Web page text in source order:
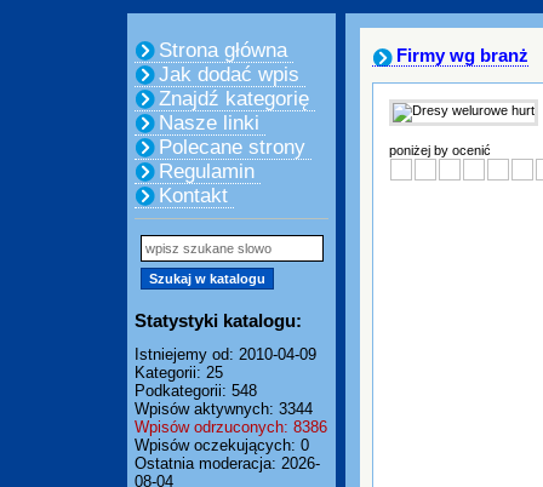
Strona główna
Jak dodać wpis
Znajdź kategorię
Nasze linki
Polecane strony
Regulamin
Kontakt
Statystyki katalogu:
Istniejemy od: 2010-04-09
Kategorii: 25
Podkategorii: 548
Wpisów aktywnych: 3344
Wpisów odrzuconych: 8386
Wpisów oczekujących: 0
Ostatnia moderacja: 2026-
08-04
Firmy wg branż
poniżej by ocenić